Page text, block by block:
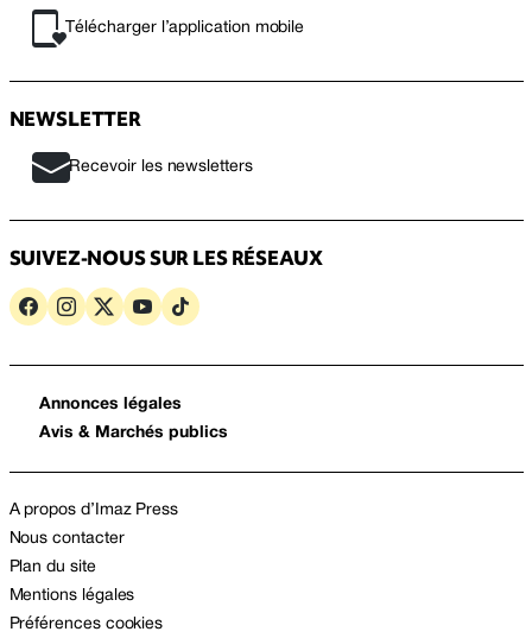
Télécharger l’application mobile
NEWSLETTER
Recevoir les newsletters
SUIVEZ-NOUS SUR LES RÉSEAUX
Annonces légales
Avis & Marchés publics
A propos d’Imaz Press
Nous contacter
Plan du site
Mentions légales
Préférences cookies